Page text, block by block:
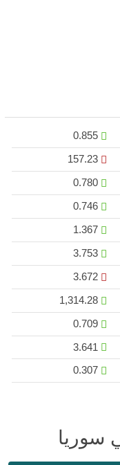
0.855
157.23
0.780
0.746
1.367
3.753
3.672
1,314.28
0.709
0.307
سوريا